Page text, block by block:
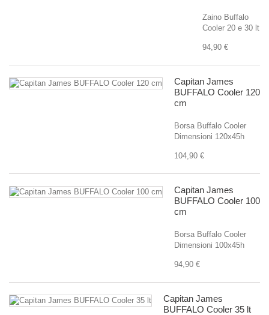
Zaino Buffalo
Cooler 20 e 30 lt
94,90 €
Capitan James
BUFFALO Cooler 120
cm
Borsa Buffalo Cooler
Dimensioni 120x45h
104,90 €
Capitan James
BUFFALO Cooler 100
cm
Borsa Buffalo Cooler
Dimensioni 100x45h
94,90 €
Capitan James
BUFFALO Cooler 35 lt